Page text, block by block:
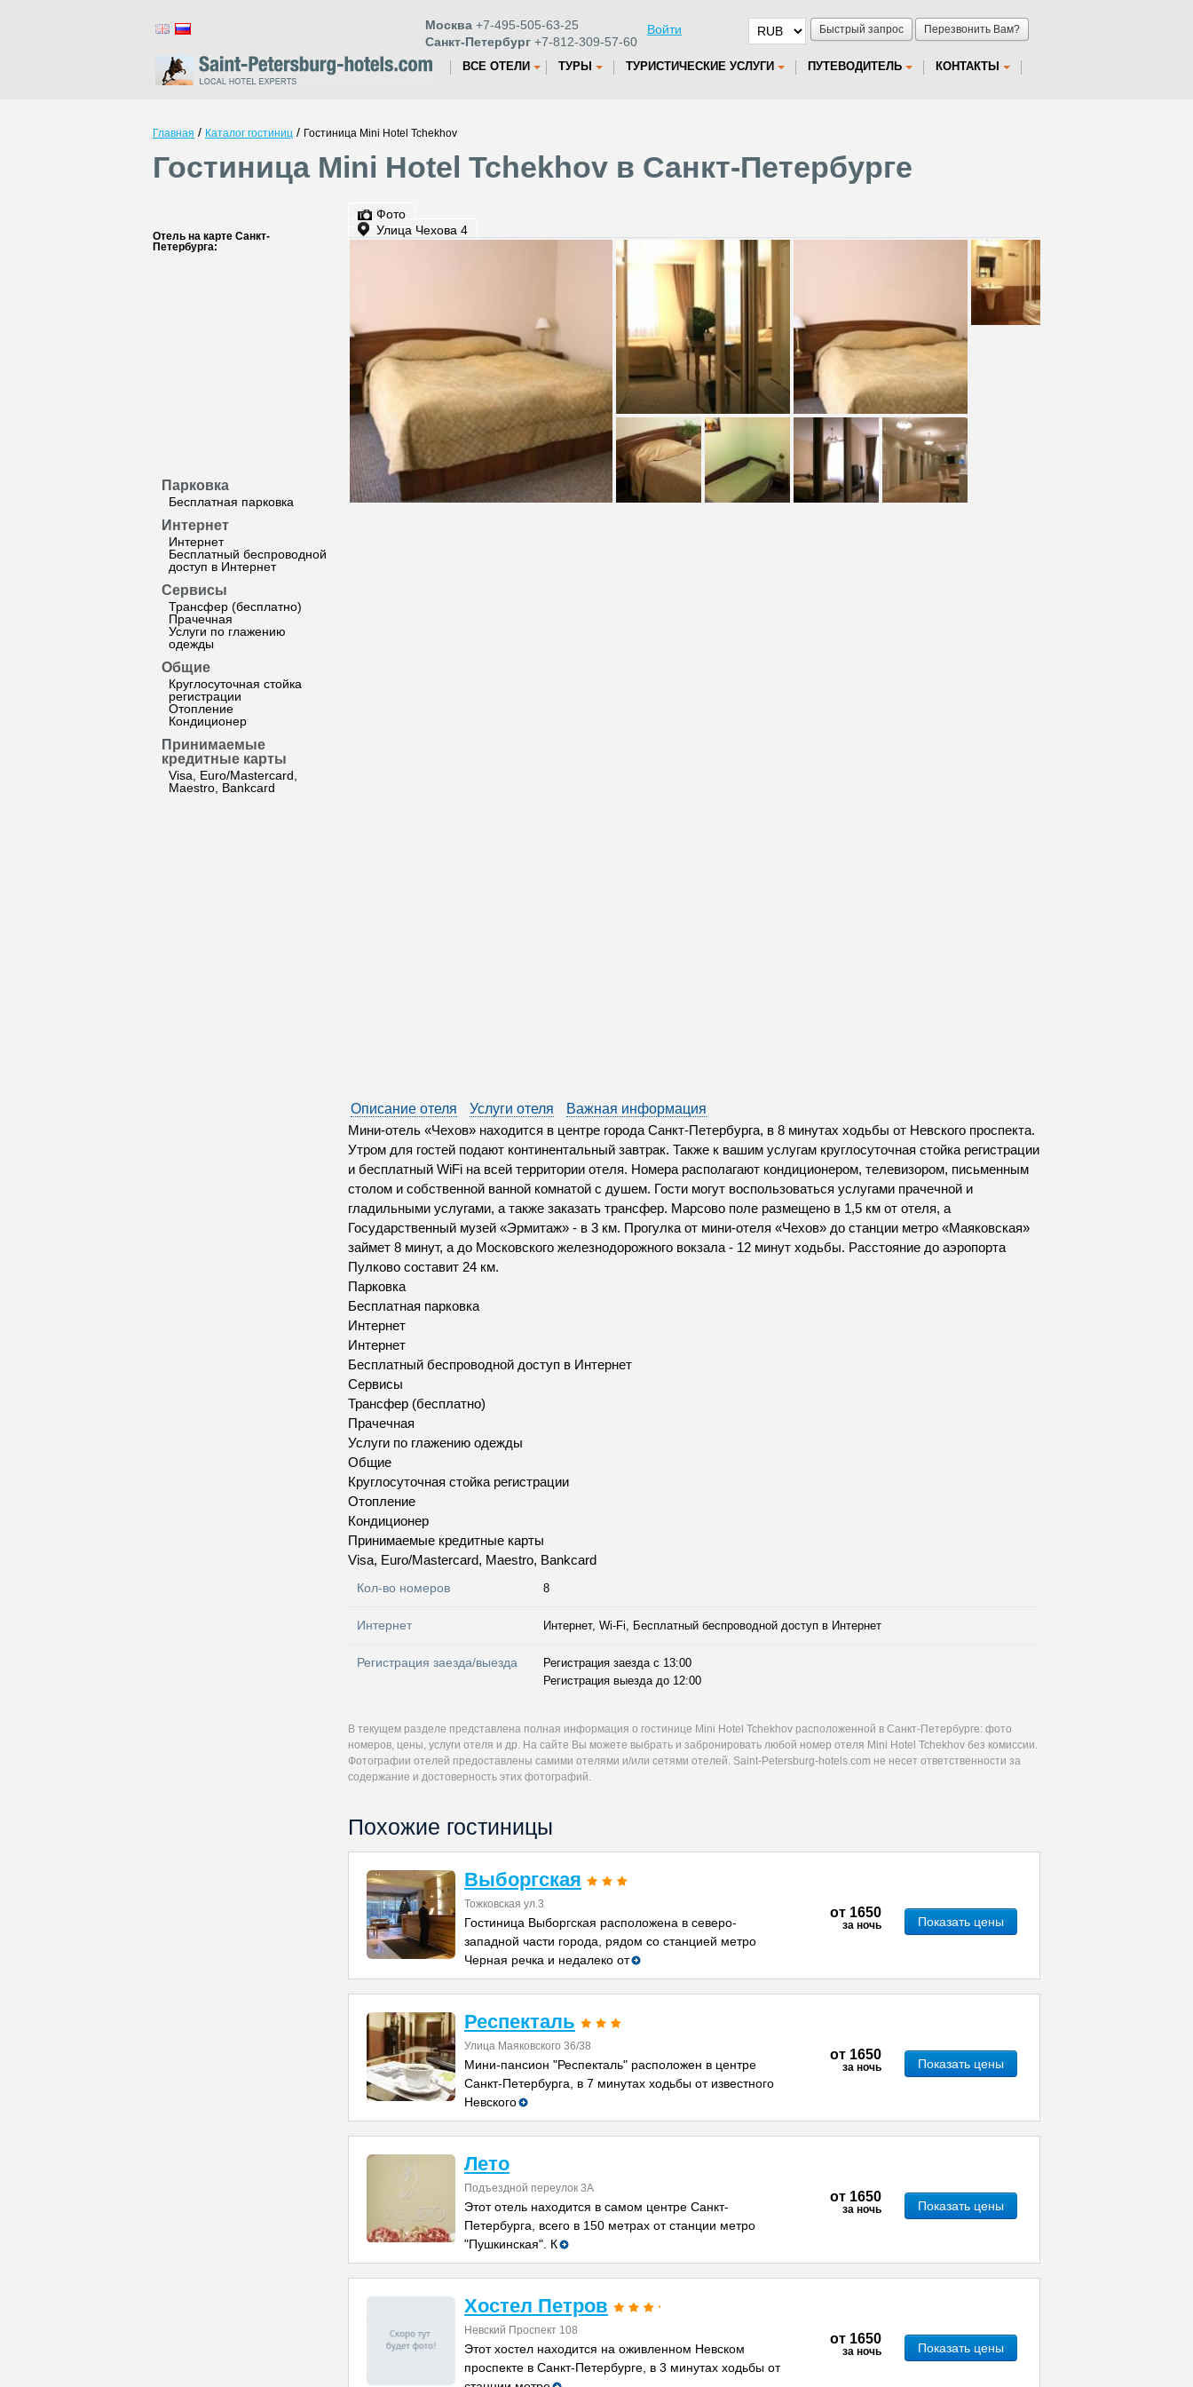
Быстрый запрос Перезвонить Вам?
Москва +7-495-505-63-25
Санкт-Петербург +7-812-309-57-60
Войти
ВСЕ ОТЕЛИ ТУРЫ ТУРИСТИЧЕСКИЕ УСЛУГИ ПУТЕВОДИТЕЛЬ КОНТАКТЫ
Главная / Каталог гостиниц / Гостиница Mini Hotel Tchekhov
Гостиница Mini Hotel Tchekhov в Санкт-Петербурге
Отель на карте Санкт-
Петербурга:
Парковка
Бесплатная парковка
Интернет
Интернет
Бесплатный беспроводной
доступ в Интернет
Сервисы
Трансфер (бесплатно)
Прачечная
Услуги по глажению
одежды
Общие
Круглосуточная стойка
регистрации
Отопление
Кондиционер
Принимаемые
кредитные карты
Visa, Euro/Mastercard,
Maestro, Bankcard
Фото
Улица Чехова 4
Описание отеля Услуги отеля
Важная информация
Мини-отель «Чехов» находится в центре города Санкт-Петербурга, в 8 минутах ходьбы от Невского проспекта.
Утром для гостей подают континентальный завтрак. Также к вашим услугам круглосуточная стойка регистрации
и бесплатный WiFi на всей территории отеля. Номера располагают кондиционером, телевизором, письменным
столом и собственной ванной комнатой с душем. Гости могут воспользоваться услугами прачечной и
гладильными услугами, а также заказать трансфер. Марсово поле размещено в 1,5 км от отеля, а
Государственный музей «Эрмитаж» - в 3 км. Прогулка от мини-отеля «Чехов» до станции метро «Маяковская»
займет 8 минут, а до Московского железнодорожного вокзала - 12 минут ходьбы. Расстояние до аэропорта
Пулково составит 24 км.
Парковка
Бесплатная парковка
Интернет
Интернет
Бесплатный беспроводной доступ в Интернет
Сервисы
Трансфер (бесплатно)
Прачечная
Услуги по глажению одежды
Общие
Круглосуточная стойка регистрации
Отопление
Кондиционер
Принимаемые кредитные карты
Visa, Euro/Mastercard, Maestro, Bankcard
Кол-во номеров 8
Интернет Интернет, Wi-Fi, Бесплатный беспроводной доступ в Интернет
Регистрация заезда/выезда
Регистрация заезда с 13:00
Регистрация выезда до 12:00
В текущем разделе представлена полная информация о гостинице Mini Hotel Tchekhov расположенной в Санкт-Петербурге: фото
номеров, цены, услуги отеля и др. На сайте Вы можете выбрать и забронировать любой номер отеля Mini Hotel Tchekhov без комиссии.
Фотографии отелей предоставлены самими отелями и/или сетями отелей. Saint-Petersburg-hotels.com не несет ответственности за
содержание и достоверность этих фотографий.
Похожие гостиницы
Выборгская
Тожковская ул.3
Гостиница Выборгская расположена в северо-
западной части города, рядом со станцией метро
Черная речка и недалеко от
от 1650
за ночь Показать цены
Респекталь
Улица Маяковского 36/38
Мини-пансион "Респекталь" расположен в центре
Санкт-Петербурга, в 7 минутах ходьбы от известного
Невского
от 1650
за ночь Показать цены
Лето
Подъездной переулок 3A
Этот отель находится в самом центре Санкт-
Петербурга, всего в 150 метрах от станции метро
"Пушкинская". К
от 1650
за ночь Показать цены
Хостел Петров
Невский Проспект 108
Этот хостел находится на оживленном Невском
проспекте в Санкт-Петербурге, в 3 минутах ходьбы от
от 1650
за ночь Показать цены